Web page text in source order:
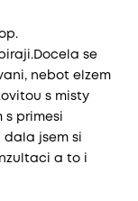
se
nebot elzem
s misty
s primesi
dala jsem si
a to i